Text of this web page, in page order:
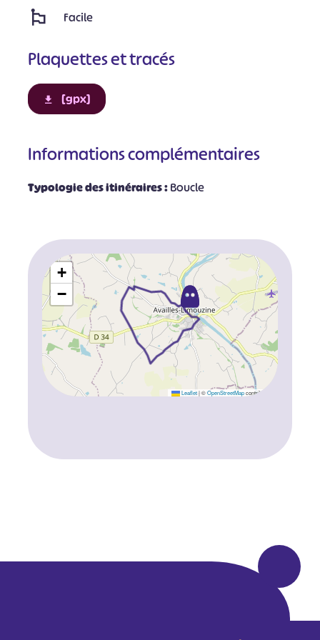
Facile
Plaquettes et tracés
[gpx]
Informations complémentaires
Typologie des itinéraires :Boucle
+
−
Leaflet |©OpenStreetMapcontributors